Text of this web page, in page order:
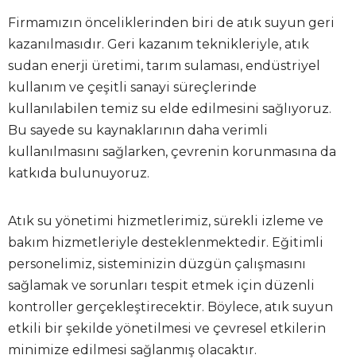
Firmamızın önceliklerinden biri de atık suyun geri
kazanılmasıdır. Geri kazanım teknikleriyle, atık
sudan enerji üretimi, tarım sulaması, endüstriyel
kullanım ve çeşitli sanayi süreçlerinde
kullanılabilen temiz su elde edilmesini sağlıyoruz.
Bu sayede su kaynaklarının daha verimli
kullanılmasını sağlarken, çevrenin korunmasına da
katkıda bulunuyoruz.
Atık su yönetimi hizmetlerimiz, sürekli izleme ve
bakım hizmetleriyle desteklenmektedir. Eğitimli
personelimiz, sisteminizin düzgün çalışmasını
sağlamak ve sorunları tespit etmek için düzenli
kontroller gerçekleştirecektir. Böylece, atık suyun
etkili bir şekilde yönetilmesi ve çevresel etkilerin
minimize edilmesi sağlanmış olacaktır.